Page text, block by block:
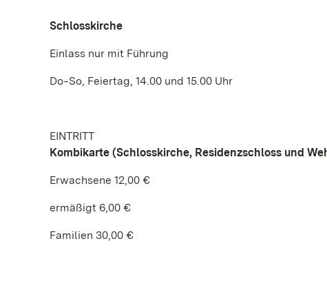
Schlosskirche
Einlass nur mit Führung
Do‒So, Feiertag, 14.00 und 15.00 Uhr
EINTRITT
Kombikarte (Schlosskirche, Residenzschloss und
Erwachsene 12,00 €
ermäßigt 6,00 €
Familien 30,00 €